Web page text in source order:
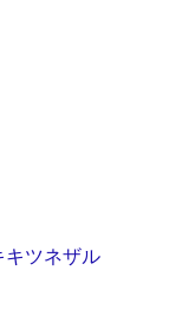
キツネザル